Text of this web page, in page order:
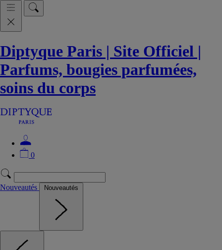
Diptyque Paris | Site Officiel |
Parfums, bougies parfumées,
soins du corps
0
Nouveautés Nouveautés